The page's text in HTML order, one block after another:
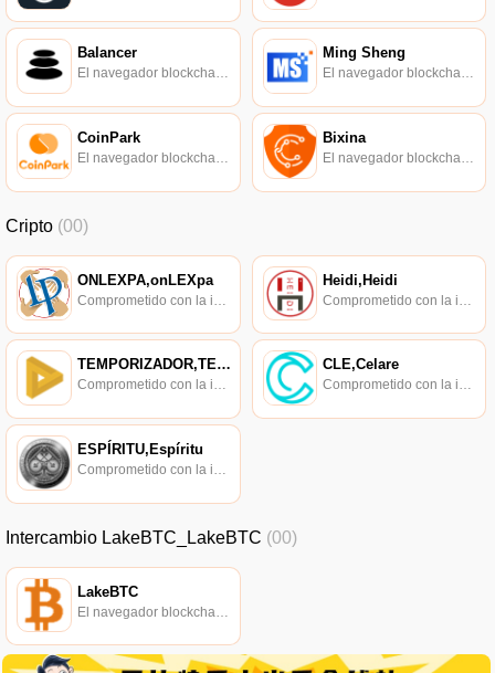
Balancer
El navegador blockchain soportado oficialmente por Ethereum, consulta de transacciones en tiempo real.
Ming Sheng
El navegador blockchain soportado oficialmente por Ethereum, consulta de transacciones en tiempo real.
CoinPark
El navegador blockchain soportado oficialmente por Ethereum, consulta de transacciones en tiempo real.
Bixina
El navegador blockchain soportado oficialmente por Ethereum, consulta de transacciones en tiempo real.
Cripto (00)
ONLEXPA,onLEXpa Heidi,Heidi
TEMPORIZADOR,TEMPORIZADOR
Comprometido con la investigación de políticas en los campos de las nuevas finanzas, las finanzas internacionales y los mercados financieros.
CLE,Celare
Comprometido con la investigación de políticas en los campos de las nuevas finanzas, las finanzas internacionales y los mercados financieros.
ESPÍRITU,Espíritu
Comprometido con la investigación de políticas en los campos de las nuevas finanzas, las finanzas internacionales y los mercados financieros.
Intercambio LakeBTC_LakeBTC (00)
LakeBTC